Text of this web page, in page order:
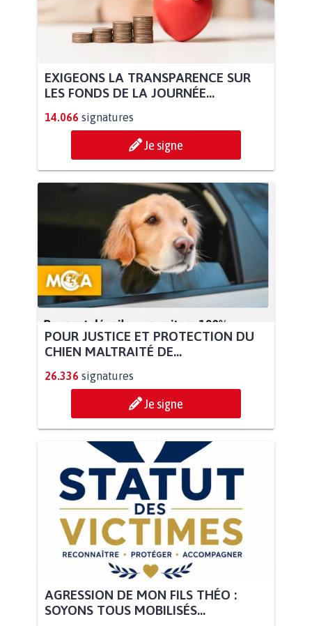
EXIGEONS LA TRANSPARENCE SUR
LES FONDS DE LA JOURNÉE...
14.066 signatures
Je signe
POUR JUSTICE ET PROTECTION DU
CHIEN MALTRAITÉ DE...
26.336 signatures
Je signe
AGRESSION DE MON FILS THÉO :
SOYONS TOUS MOBILISÉS...